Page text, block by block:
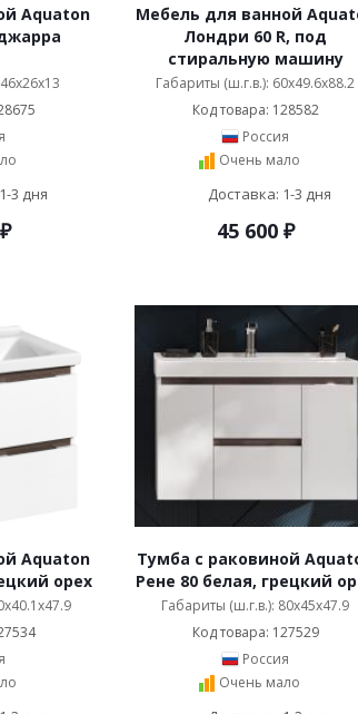
Aquaton
3 дня
Мебель для ванной
Лондри 60 R, под
стиральную машину
Габариты (ш.г.в.): 60x49.6x88.2
Код товара: 128582
Россия
Очень мало
Доставка: 1-3 дня
45 600₽
Aquaton
орех
Тумба с раковиной
Рене 80 белая, грецкий
Габариты (ш.г.в.): 80x45x47.9
Код товара: 127529
Россия
Очень мало